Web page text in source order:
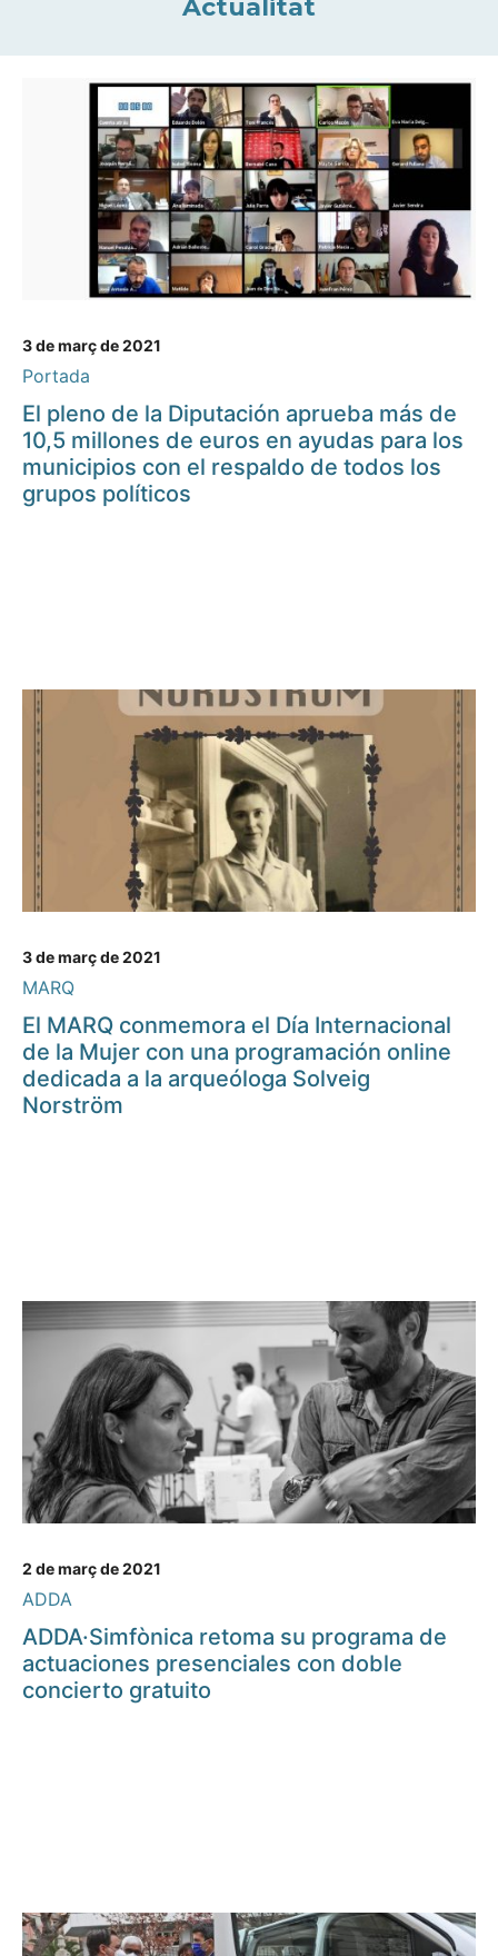
Actualitat
3 de març de 2021
Portada
El pleno de la Diputación aprueba más de
10,5 millones de euros en ayudas para los
municipios con el respaldo de todos los
grupos políticos
3 de març de 2021
MARQ
El MARQ conmemora el Día Internacional
de la Mujer con una programación online
dedicada a la arqueóloga Solveig
Norström
2 de març de 2021
ADDA
ADDA·Simfònica retoma su programa de
actuaciones presenciales con doble
concierto gratuito